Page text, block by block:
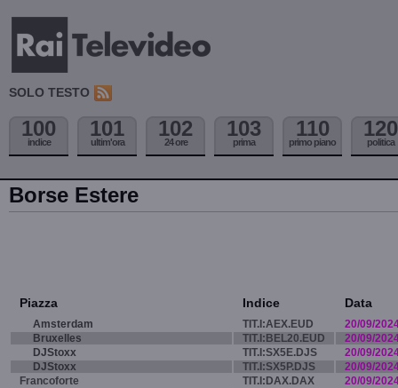
SOLO TESTO
100
indice
101
ultim'ora
102
24 ore
103
prima
110
primo piano
120
politica
Borse Estere
Piazza Indice Data
Amsterdam TIT.I:AEX.EUD
20/09/
Bruxelles
TIT.I:BEL20.EUD
20/09/
DJStoxx
TIT.I:SX5E.DJS
20/09/
DJStoxx
TIT.I:SX5P.DJS
20/09/
Francoforte
TIT.I:DAX.DAX
20/09/